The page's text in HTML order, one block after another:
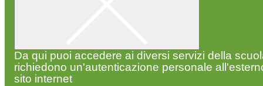
Da qui puoi accedere ai diversi servizi della
richiedono un'autenticazione personale
sito internet